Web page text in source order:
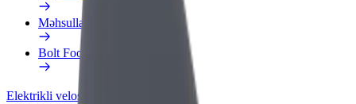
Məhsullar
Bolt Food for Business
Elektrikli velosipedlər